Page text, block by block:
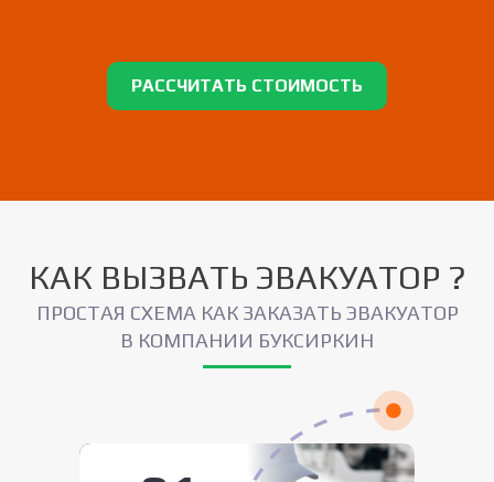
РАССЧИТАТЬ СТОИМОСТЬ
КАК ВЫЗВАТЬ ЭВАКУАТОР ?
ПРОСТАЯ СХЕМА КАК ЗАКАЗАТЬ ЭВАКУАТОР
В КОМПАНИИ БУКСИРКИН